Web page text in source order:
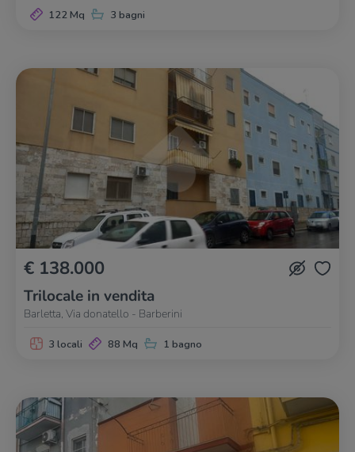
122 Mq 3 bagni
€ 138.000
Trilocale in vendita
Barletta, Via donatello - Barberini
3 locali 88 Mq 1 bagno